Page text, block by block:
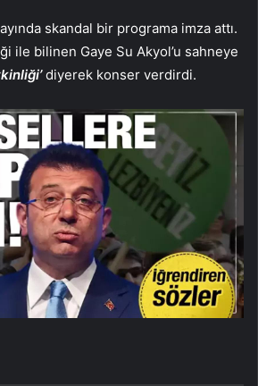
skandal bir programa imza attı.
ile bilinen Gaye Su Akyol’u sahneye
diyerek konser verdirdi.